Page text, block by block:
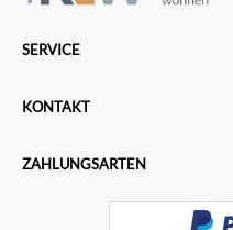
SERVICE
KONTAKT
ZAHLUNGSARTEN